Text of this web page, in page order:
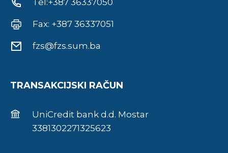
Tel:+387 36337050
Fax: +387 36337051
fzs@fzs.sum.ba
TRANSAKCIJSKI RAČUN
UniCredit bank d.d. Mostar
3381302271325623